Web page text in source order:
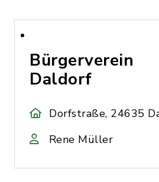
Bürgerverein
Daldorf
Dorfstraße, 24635
Rene Müller